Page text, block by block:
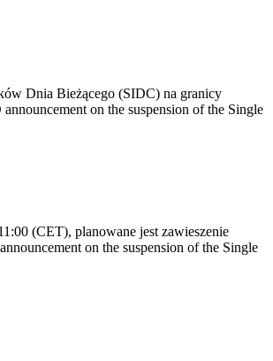
Dnia Bieżącego (SIDC) na granicy
on the suspension of the Single
(CET), planowane jest zawieszenie
on the suspension of the Single